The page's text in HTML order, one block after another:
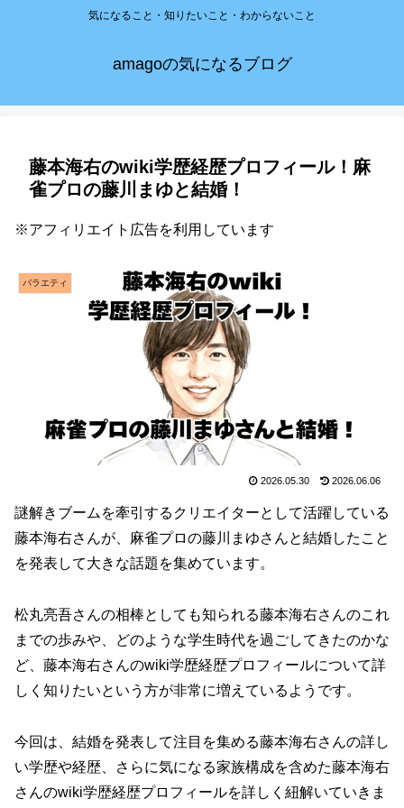
気になること・知りたいこと・わからないこと
amagoの気になるブログ
藤本海右のwiki学歴経歴プロフィール！麻
雀プロの藤川まゆと結婚！
※アフィリエイト広告を利用しています
バラエティ
2026.05.30 2026.06.06
謎解きブームを牽引するクリエイターとして活躍している
藤本海右さんが、麻雀プロの藤川まゆさんと結婚したこと
を発表して大きな話題を集めています。
松丸亮吾さんの相棒としても知られる藤本海右さんのこれ
までの歩みや、どのような学生時代を過ごしてきたのかな
ど、藤本海右さんのwiki学歴経歴プロフィールについて詳
しく知りたいという方が非常に増えているようです。
今回は、結婚を発表して注目を集める藤本海右さんの詳し
い学歴や経歴、さらに気になる家族構成を含めた藤本海右
さんのwiki学歴経歴プロフィールを詳しく紐解いていきま